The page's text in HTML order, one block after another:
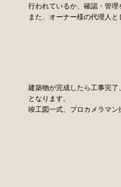
行われているか、確認・管理
また、オーナー様の代理人
建築物が完成したら工事完
となります。
竣工図一式、プロカメラマン